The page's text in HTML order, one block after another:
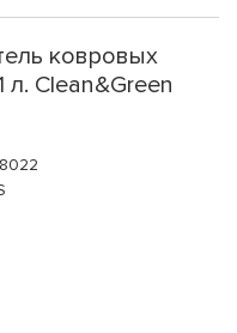
ковровых
Clean&Green